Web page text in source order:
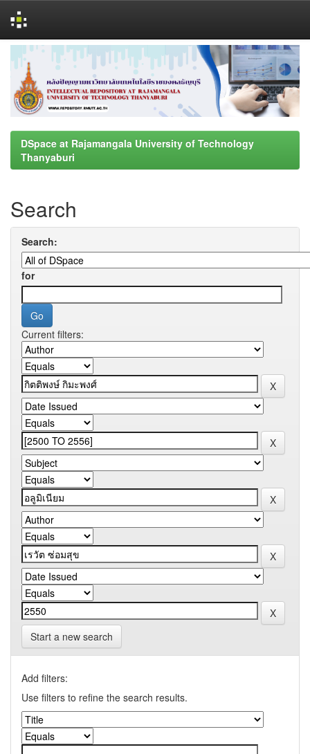
navigation
DSpace at Rajamangala University of Technology
Thanyaburi
Search
Search:
for
Current filters:
Start a new search
Add filters:
Use filters to refine the search results.